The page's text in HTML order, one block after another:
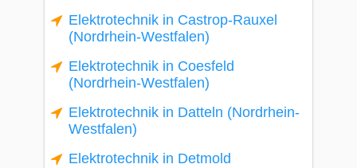
Elektrotechnik in Castrop-Rauxel
(Nordrhein-Westfalen)
Elektrotechnik in Coesfeld
(Nordrhein-Westfalen)
Elektrotechnik in Datteln (Nordrhein-
Westfalen)
Elektrotechnik in Detmold